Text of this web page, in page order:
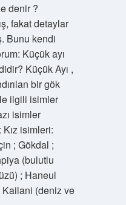
denir ?
fakat detaylar
Bunu kendi
Küçük ayı
Küçük Ayı ,
bir gök
ilgili isimler
isimler
isimleri:
; Gökdal ;
(bulutlu
; Haneul
(deniz ve